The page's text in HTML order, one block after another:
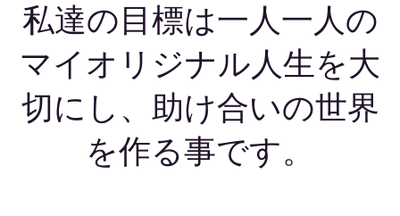
私達の目標は一人一人の
マイオリジナル人生を大
切にし、助け合いの世界
を作る事です。